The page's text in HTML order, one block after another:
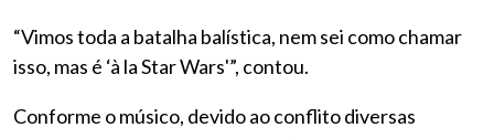
“Vimos toda a batalha balística, nem sei como chamar
isso, mas é ‘à la Star Wars'”, contou.
Conforme o músico, devido ao conflito diversas